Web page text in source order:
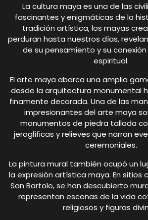
La cultura maya es una de las
fascinantes y enigmáticas de la
tradición artística, los mayas
perduran hasta nuestros días,
de su pensamiento y su
espiritual.
El arte maya abarca una amplia
desde la arquitectura monumental
finamente decorada. Una de las
impresionantes del arte maya
monumentos de piedra tallada
jeroglíficas y relieves que narran
ceremoniales.
La pintura mural también ocupó un
la expresión artística maya. En sitios
San Bartolo, se han descubierto
representan escenas de la vida
religiosos y figuras